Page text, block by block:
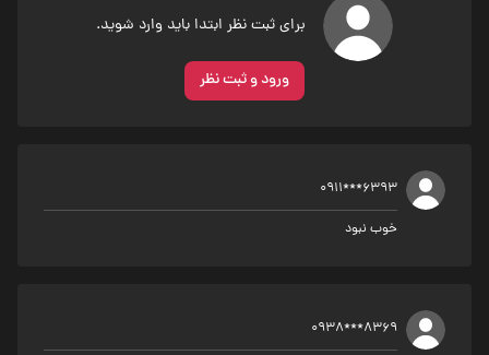
برای ثبت نظر ابتدا باید وارد شوید.
ورود و ثبت نظر
0911***6393
خوب نبود
0938***8369